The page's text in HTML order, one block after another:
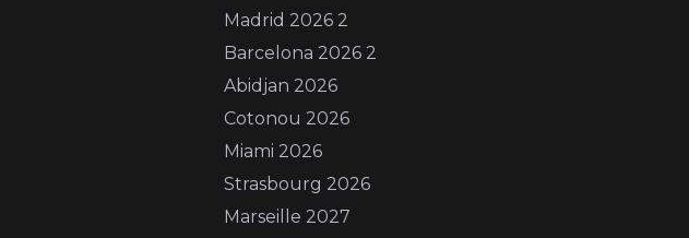
Madrid 2026 2
Barcelona 2026 2
Abidjan 2026
Cotonou 2026
Miami 2026
Strasbourg 2026
Marseille 2027